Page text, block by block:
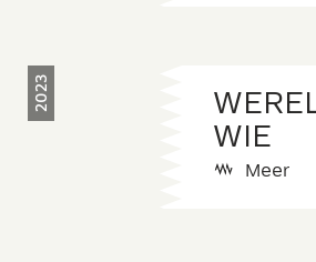
2023
WIE
Meer